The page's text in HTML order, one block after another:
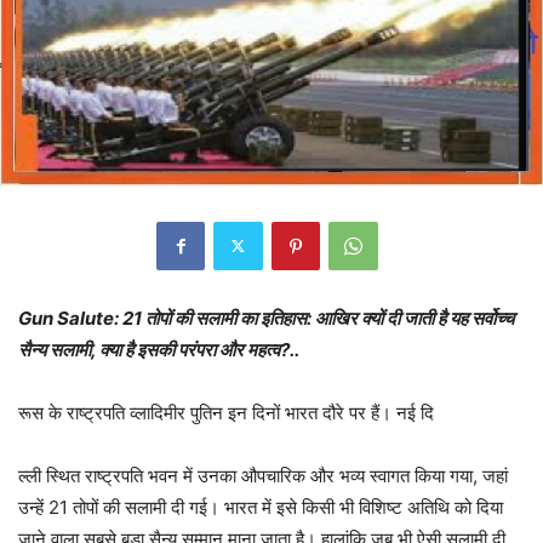
Gun Salute: 21 तोपों की सलामी का इतिहास: आखिर क्यों दी जाती है यह सर्वोच्च
सैन्य सलामी, क्या है इसकी परंपरा और महत्व?..
रूस के राष्ट्रपति व्लादिमीर पुतिन इन दिनों भारत दौरे पर हैं। नई दि
ल्ली स्थित राष्ट्रपति भवन में उनका औपचारिक और भव्य स्वागत किया गया, जहां
उन्हें 21 तोपों की सलामी दी गई। भारत में इसे किसी भी विशिष्ट अतिथि को दिया
जाने वाला सबसे बड़ा सैन्य सम्मान माना जाता है। हालांकि जब भी ऐसी सलामी दी